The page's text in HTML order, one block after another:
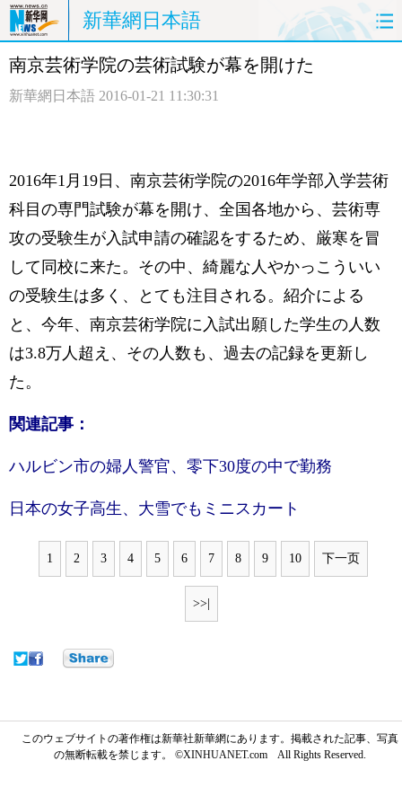
新華網日本語
ホームページ 政治
中日対訳
南京芸術学院の芸術試験が幕を開けた
新華網日本語 2016-01-21 11:30:31
2016年1月19日、南京芸術学院の2016年学部入学芸術
科目の専門試験が幕を開け、全国各地から、芸術専
攻の受験生が入試申請の確認をするため、厳寒を冒
して同校に来た。その中、綺麗な人やかっこういい
の受験生は多く、とても注目される。紹介による
と、今年、南京芸術学院に入試出願した学生の人数
は3.8万人超え、その人数も、過去の記録を更新し
た。
関連記事：
ハルビン市の婦人警官、零下30度の中で勤務
日本の女子高生、大雪でもミニスカート
1 2 3 4 5 6 7 8 9 10 下一页
>>|
このウェブサイトの著作権は新華社新華網にあります。掲載された記事、写真
の無断転載を禁じます。 ©XINHUANET.com All Rights Reserved.